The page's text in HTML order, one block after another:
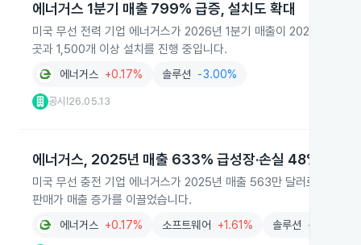
에너거스 1분기 매출 799% 급증, 설치도 확대
미국 무선 전력 기업 에너거스가 2026년 1분기 매출이 2025년 대
곳과 1,500개 이상 설치를 진행 중입니다.
에너거스 +0.17% 솔루션 -3.00%
공시 26.05.13
에너거스, 2025년 매출 633% 급성장·손실 48% 감소
미국 무선 충전 기업 에너거스가 2025년 매출 563만 달러로 633%
판매가 매출 증가를 이끌었습니다.
에너거스 +0.17% 소프트웨어 +1.61% 솔루션 -3.00%